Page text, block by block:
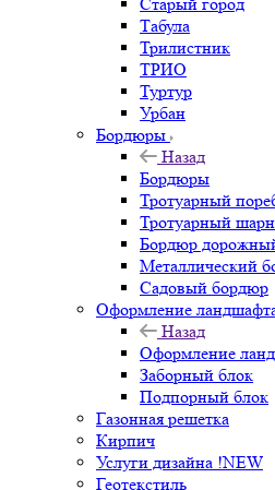
Табула
Трилистник
ТРИО
Туртур
Урбан
Бордюры
Назад
Бордюры
Тротуарный
Тротуарный
Бордюр
Металлический
Садовый бордюр
Оформление
Назад
Оформление
Заборный блок
Подпорный блок
Газонная решетка
Кирпич
Услуги дизайна !NEW
Геотекстиль